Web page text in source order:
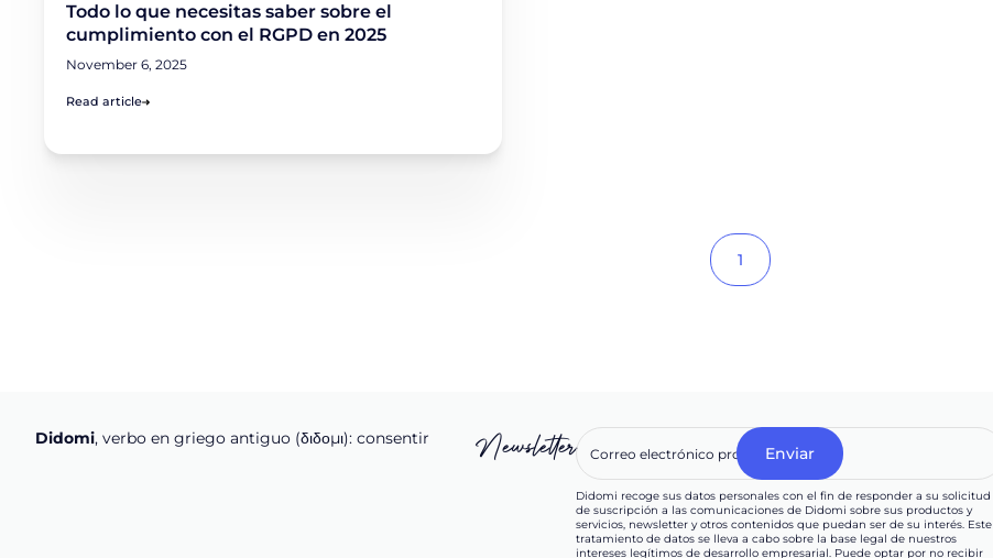
Todo lo que necesitas saber sobre el
cumplimiento con el RGPD en 2025
November 6, 2025
Read article
1
Didomi, verbo en griego antiguo (διδομι): consentir Newsletter
Didomi recoge sus datos personales con el fin de responder a su solicitud
de suscripción a las comunicaciones de Didomi sobre sus productos y
servicios, newsletter y otros contenidos que puedan ser de su interés. Este
tratamiento de datos se lleva a cabo sobre la base legal de nuestros
intereses legítimos de desarrollo empresarial. Puede optar por no recibir